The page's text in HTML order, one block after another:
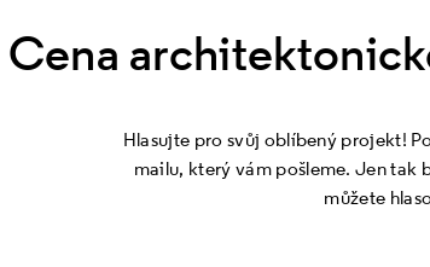
Cena
Hlasujte pro svůj oblíbený projekt!
mailu, který vám pošleme. Jen tak
můžete